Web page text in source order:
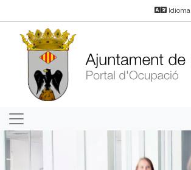
Idioma